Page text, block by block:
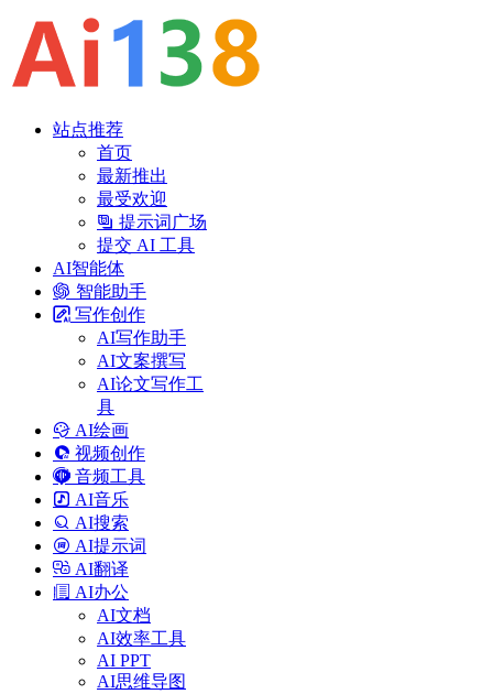
站点推荐
首页
最新推出
最受欢迎
提示词广场
提交 AI 工具
AI智能体
智能助手
写作创作
AI写作助手
AI文案撰写
AI论文写作工
具
AI绘画
视频创作
音频工具
AI音乐
AI搜索
AI提示词
AI翻译
AI办公
AI文档
AI效率工具
AI PPT
AI思维导图